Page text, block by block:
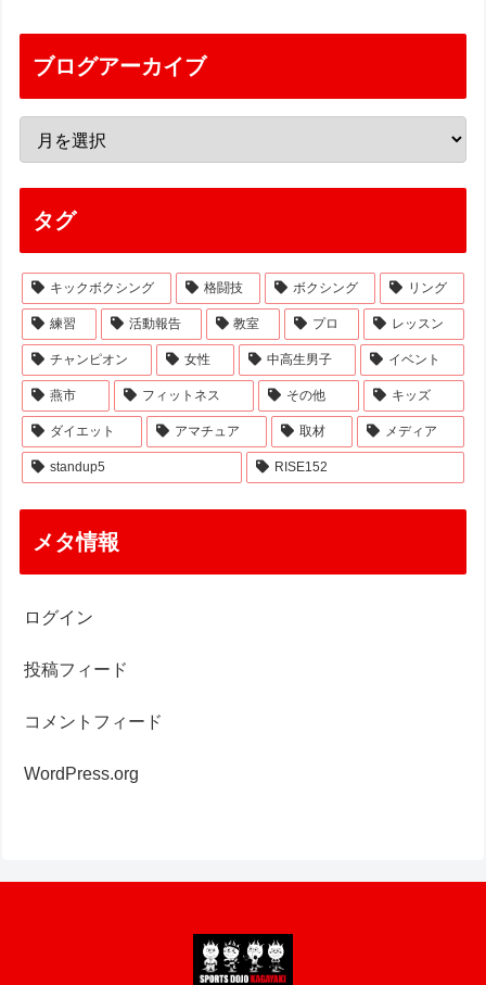
ブログアーカイブ
タグ
キックボクシング 格闘技 ボクシング リング
練習 活動報告 教室 プロ レッスン
チャンピオン 女性 中高生男子 イベント
燕市 フィットネス その他 キッズ
ダイエット アマチュア 取材 メディア
standup5 RISE152
メタ情報
ログイン
投稿フィード
コメントフィード
WordPress.org